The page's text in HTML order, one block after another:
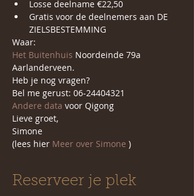
Losse deelname €22,50
Gratis voor de deelnemers aan DE
ZIELSBESTEMMING
Waar:
Het Buitenhuis Noordeinde 79a
Aarlanderveen.
Heb je nog vragen?
Bel me gerust: 06-24404321
Andere data voor Qigong
Lieve groet,
Simone
(lees hier Meer over Simone )
Reserveer je plek